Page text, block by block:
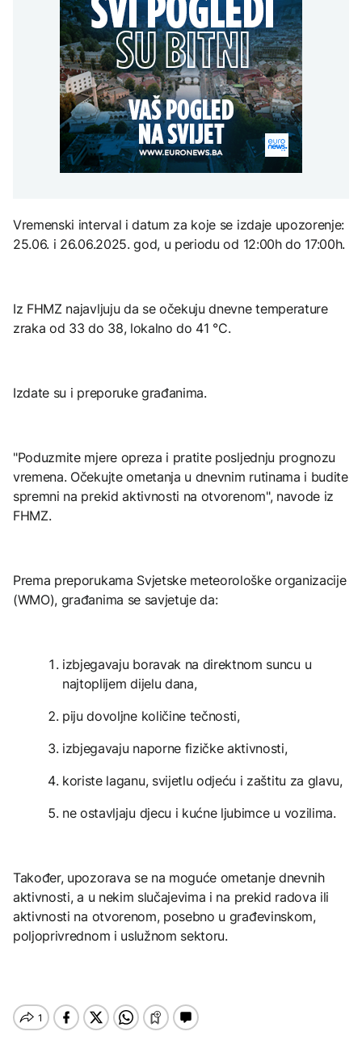
AKTUELNO
Dio Alajbegovića kuće u
Mostaru obrušio se na tri
automobila
POLITIKA
Vučić: Poštujemo
teritorijalni integritet
Ukrajine i put u EU;
Zelenski: Hvala na
poštovanju i
humanitarnoj pomoći
Dolar oslabio drugu
sedmicu zaredom
AKTUELNO
Bugarska: Dron koji je
pao pripada ukrajinskoj
vojsci
Sarajevo Film Festival
ZANIMLJIVOSTI
Pripremite se za nebeski
spektakl: Kiša meteora
Perseidi stiže sredinom
augusta
Istorijska presuda protiv
Mete, zbog ugrožavanja
Vremenski interval i datum za koje se izdaje upozorenje:
25.06. i 26.06.2025. god, u periodu od 12:00h do 17:00h.
Iz FHMZ najavljuju da se očekuju dnevne temperature
zraka od 33 do 38, lokalno do 41 °C.
Izdate su i preporuke građanima.
"Poduzmite mjere opreza i pratite posljednju prognozu
vremena. Očekujte ometanja u dnevnim rutinama i budite
spremni na prekid aktivnosti na otvorenom", navode iz
FHMZ.
Prema preporukama Svjetske meteorološke organizacije
(WMO), građanima se savjetuje da:
izbjegavaju boravak na direktnom suncu u
najtoplijem dijelu dana,
piju dovoljne količine tečnosti,
izbjegavaju naporne fizičke aktivnosti,
koriste laganu, svijetlu odjeću i zaštitu za glavu,
ne ostavljaju djecu i kućne ljubimce u vozilima.
Također, upozorava se na moguće ometanje dnevnih
aktivnosti, a u nekim slučajevima i na prekid radova ili
aktivnosti na otvorenom, posebno u građevinskom,
poljoprivrednom i uslužnom sektoru.